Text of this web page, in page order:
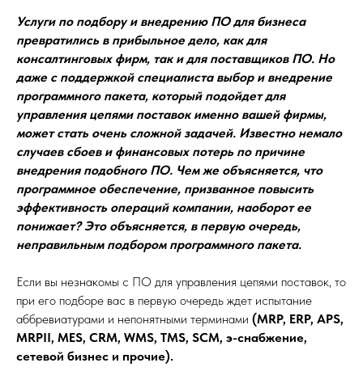
Услуги по подбору и внедрению ПО для бизнеса
превратились в прибыльное дело, как для
консалтинговых фирм, так и для поставщиков ПО. Но
даже с поддержкой специалиста выбор и внедрение
программного пакета, который подойдет для
управления цепями поставок именно вашей фирмы,
может стать очень сложной задачей. Известно немало
случаев сбоев и финансовых потерь по причине
внедрения подобного ПО. Чем же объясняется, что
программное обеспечение, призванное повысить
эффективность операций компании, наоборот ее
понижает? Это объясняется, в первую очередь,
неправильным подбором программного пакета.
Если вы незнакомы с ПО для управления цепями поставок, то
при его подборе вас в первую очередь ждет испытание
аббревиатурами и непонятными терминами (MRP, ERP, APS,
MRPII, MES, CRM, WMS, TMS, SCM, э-снабжение,
сетевой бизнес и прочие).